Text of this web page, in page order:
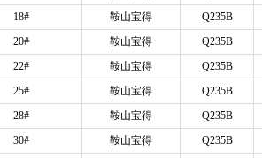
18# 鞍山宝得
Q235B
20# 鞍山宝得
Q235B
22# 鞍山宝得
Q235B
25# 鞍山宝得
Q235B
28# 鞍山宝得
Q235B
30# 鞍山宝得
Q235B